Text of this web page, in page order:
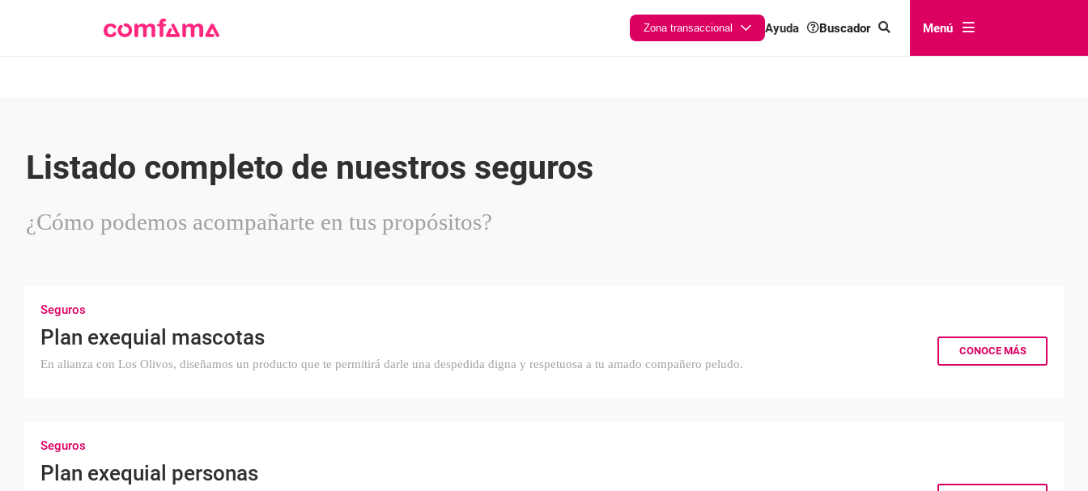
Zona transaccional Ayuda Buscador Menú
Listado completo de nuestros seguros
¿Cómo podemos acompañarte en tus propósitos?
Seguros
Plan exequial mascotas
En alianza con Los Olivos, diseñamos un producto que te permitirá darle una despedida digna y respetuosa a tu amado compañero peludo.
CONOCE MÁS
Seguros
Plan exequial personas